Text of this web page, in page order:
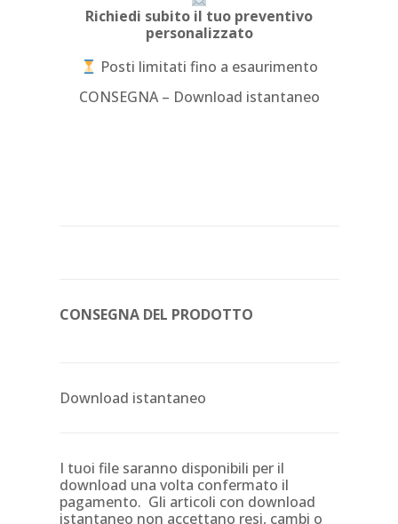
Richiedi subito il tuo preventivo
personalizzato
Posti limitati fino a esaurimento
CONSEGNA – Download istantaneo
CONSEGNA DEL PRODOTTO
Download istantaneo
I tuoi file saranno disponibili per il
download una volta confermato il
pagamento. Gli articoli con download
istantaneo non accettano resi, cambi o